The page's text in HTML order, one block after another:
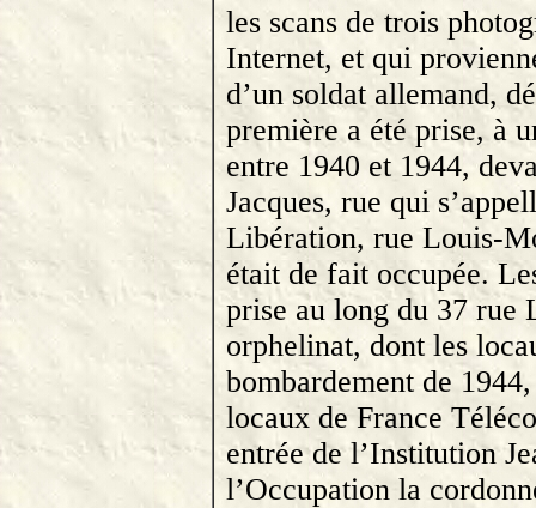
les scans de trois
Internet, et qui
d’un soldat allemand,
première a été prise, à
entre 1940 et 1944,
Jacques, rue qui
Libération, rue Louis-
était de fait occupée.
prise au long du 37 rue
orphelinat, dont les
bombardement de
locaux de France
entrée de l’Institution
l’Occupation la